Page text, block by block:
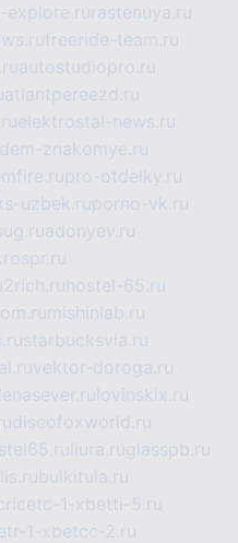
explore.ru rastenuya.ru
freeride-team.ru
autostudiopro.ru
atlantpereezd.ru
elektrostal-news.ru
znakomye.ru
pro-otdelky.ru
uzbek.ruporno-vk.ru
adonyev.ru
2rich.ru hostel-65.ru
mishinlab.ru
starbucksvia.ru
vektor-doroga.ru
lenasever.ru lovinskix.ru
discofoxworld.ru
liura.ruglasspb.ru
bulkitula.ru
1-xbetti-5.ru
1-xbetcc-2.ru